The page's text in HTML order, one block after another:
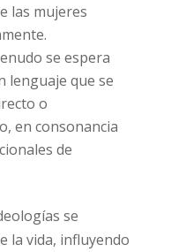
las mujeres
se espera
lenguaje que se
o
en consonancia
de
se
la vida, influyendo